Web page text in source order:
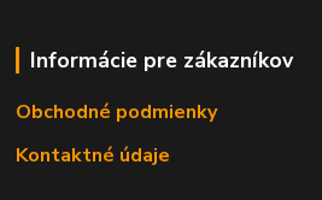
Informácie pre zákazníkov
Obchodné podmienky
Kontaktné údaje